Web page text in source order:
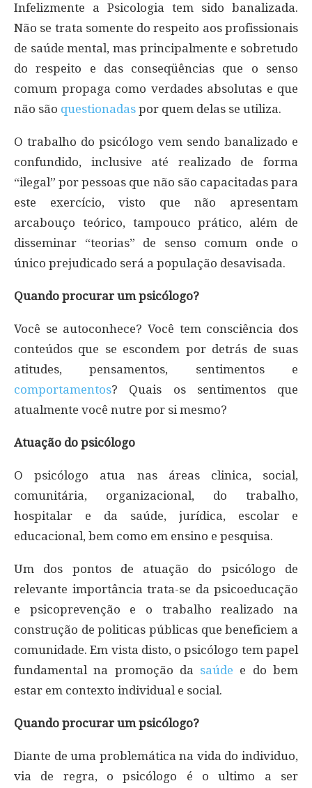
Infelizmente a Psicologia tem sido banalizada.
Não se trata somente do respeito aos profissionais
de saúde mental, mas principalmente e sobretudo
do respeito e das conseqüências que o senso
comum propaga como verdades absolutas e que
não são questionadas por quem delas se utiliza.
O trabalho do psicólogo vem sendo banalizado e
confundido, inclusive até realizado de forma
“ilegal” por pessoas que não são capacitadas para
este exercício, visto que não apresentam
arcabouço teórico, tampouco prático, além de
disseminar “teorias” de senso comum onde o
único prejudicado será a população desavisada.
Quando procurar um psicólogo?
Você se autoconhece? Você tem consciência dos
conteúdos que se escondem por detrás de suas
atitudes, pensamentos, sentimentos e
comportamentos? Quais os sentimentos que
atualmente você nutre por si mesmo?
Atuação do psicólogo
O psicólogo atua nas áreas clinica, social,
comunitária, organizacional, do trabalho,
hospitalar e da saúde, jurídica, escolar e
educacional, bem como em ensino e pesquisa.
Um dos pontos de atuação do psicólogo de
relevante importância trata-se da psicoeducação
e psicoprevenção e o trabalho realizado na
construção de politicas públicas que beneficiem a
comunidade. Em vista disto, o psicólogo tem papel
fundamental na promoção da saúde e do bem
estar em contexto individual e social.
Quando procurar um psicólogo?
Diante de uma problemática na vida do individuo,
via de regra, o psicólogo é o ultimo a ser